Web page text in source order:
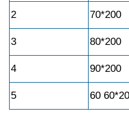
2
70*200
3
80*200
4
90*200
5
60